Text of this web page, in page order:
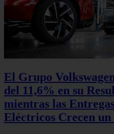
El Grupo
del 11,6% en su
mientras las
Eléctricos Crecen un